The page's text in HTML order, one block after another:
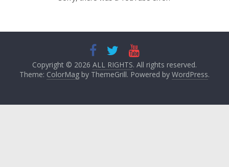
Copyright © 2026 ALL RIGHTS. All rights reserved.
Theme: ColorMagby ThemeGrill. Powered by WordPress.